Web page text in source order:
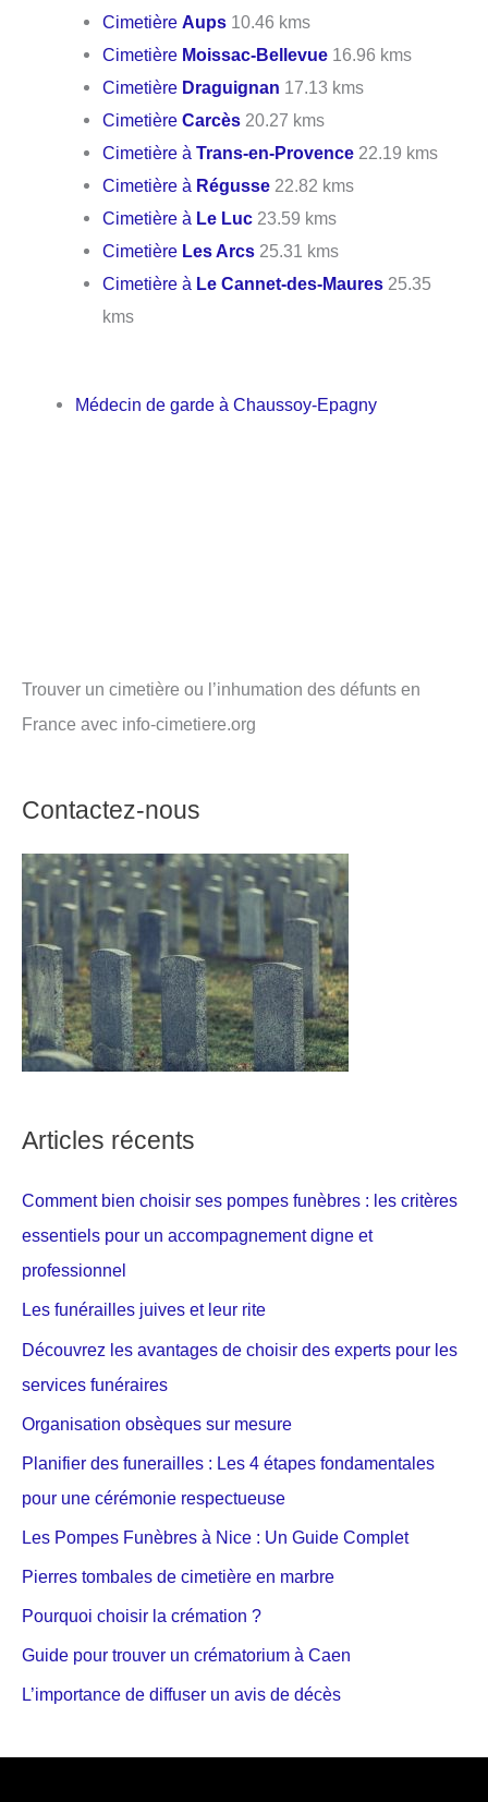
CimetièreAups 10.46 kms
Cimetière Moissac-Bellevue 16.96 kms
Cimetière Draguignan 17.13 kms
CimetièreCarcès 20.27 kms
Cimetière àTrans-en-Provence 22.19 kms
Cimetière à Régusse 22.82 kms
Cimetière à Le Luc 23.59 kms
Cimetière Les Arcs 25.31 kms
Cimetière à Le Cannet-des-Maures 25.35
kms
Médecin de garde à Chaussoy-Epagny
Trouver un cimetière ou l’inhumation des défunts en
France avec info-cimetiere.org
Contactez-nous
Articles récents
Comment bien choisir ses pompes funèbres : les critères
essentiels pour un accompagnement digne et
professionnel
Les funérailles juives et leur rite
Découvrez les avantages de choisir des experts pour les
services funéraires
Organisation obsèques sur mesure
Planifier des funerailles : Les 4 étapes fondamentales
pour une cérémonie respectueuse
Les Pompes Funèbres à Nice : Un Guide Complet
Pierres tombales de cimetière en marbre
Pourquoi choisir la crémation ?
Guide pour trouver un crématorium à Caen
L’importance de diffuser un avis de décès